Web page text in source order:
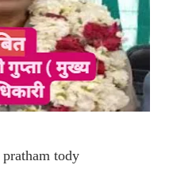
tody